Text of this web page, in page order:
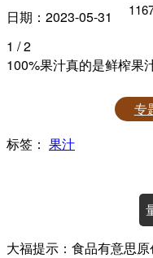
日期：2023-05-31
1 / 2
100%果汁真的是鲜榨果
专
标签： 果汁
大福提示：食品有意思